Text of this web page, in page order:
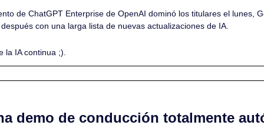
de ChatGPT Enterprise de OpenAI dominó los titulares el lunes,
con una larga lista de nuevas actualizaciones de IA.
la IA continua ;).
demo de conducción totalmente